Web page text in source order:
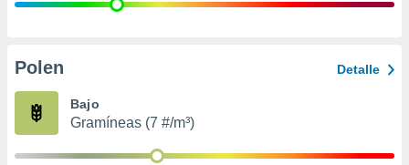
e
publicidad
Polen Detalle
Bajo
Gramíneas (7 #/m³)